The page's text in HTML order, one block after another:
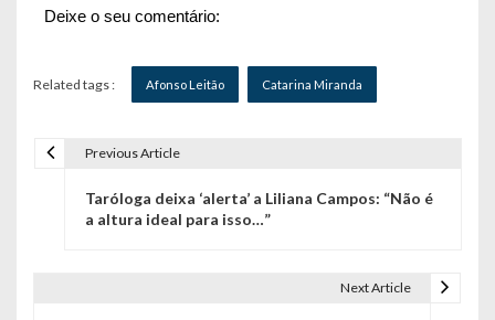
Deixe o seu comentário:
Related tags : Afonso Leitão Catarina Miranda
Previous Article
Taróloga deixa ‘alerta’ a Liliana Campos: “Não é
a altura ideal para isso…”
Next Article